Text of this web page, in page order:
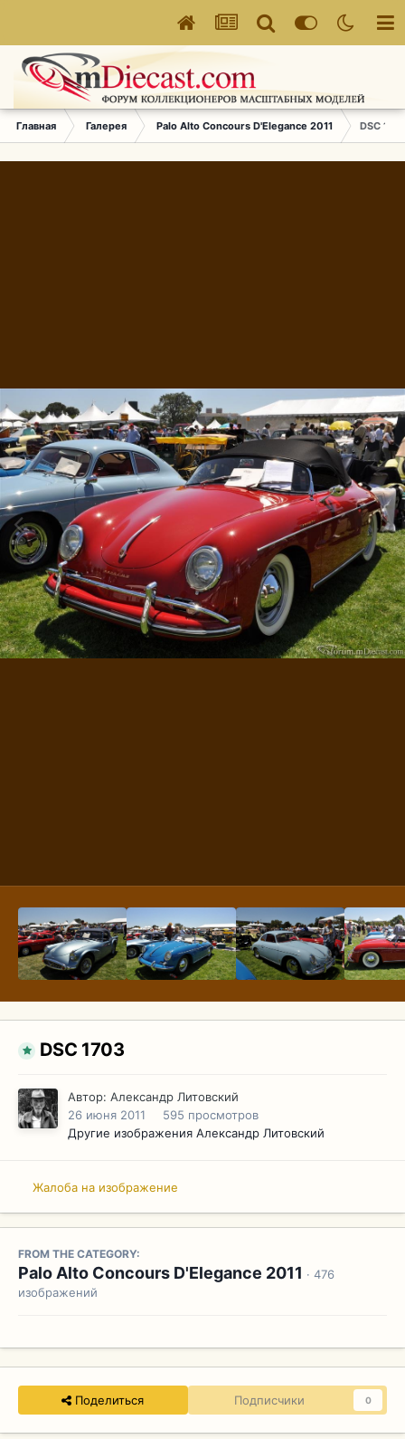
Главная Галерея Palo Alto Concours D'Elegance 2011 DSC
DSC 1703
Автор: Александр Литовский
26 июня 2011
595 просмотров
Другие изображения Александр Литовский
Жалоба на изображение
FROM THE CATEGORY:
Palo Alto Concours D'Elegance 2011 · 476
изображений
Поделиться Подписчики 0